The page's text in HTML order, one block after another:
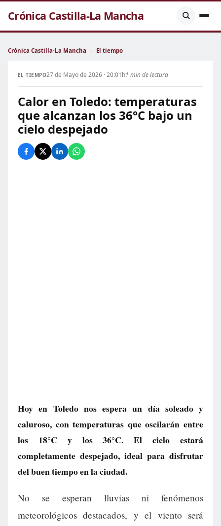
Crónica Castilla-La Mancha
Crónica Castilla-La Mancha › El tiempo
EL TIEMPO27 de Mayo de 2026 · 20:01h1 min de lectura
Calor en Toledo: temperaturas
que alcanzan los 36°C bajo un
cielo despejado
Hoy en Toledo nos espera un día soleado y
caluroso, con temperaturas que oscilarán entre
los 18°C y los 36°C. El cielo estará
completamente despejado, ideal para disfrutar
del buen tiempo en la ciudad.
No se esperan lluvias ni fenómenos
meteorológicos destacados, y el viento será